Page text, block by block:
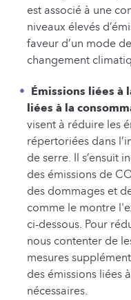
est associé à une
niveaux élevés
faveur d’un mode
changement
Émissions liées à
liées à la
visent à réduire les
répertoriées dans
de serre. Il s’ensuit
des émissions de
des dommages et
comme le montre
ci-dessous. Pour
nous contenter de
mesures
des émissions liées
nécessaires.